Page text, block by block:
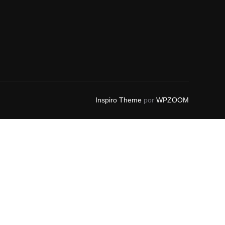
Inspiro Theme por WPZOOM